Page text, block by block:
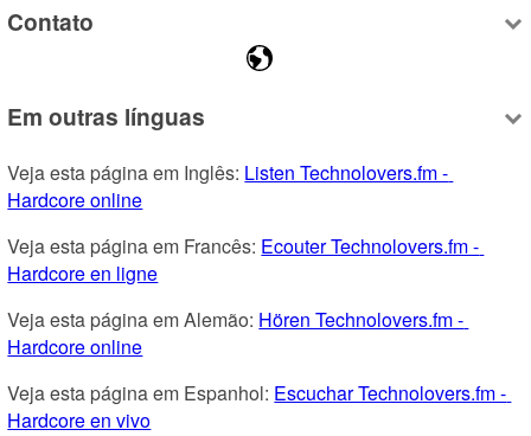
Contato
Em outras línguas
Veja esta página em Inglês: Listen Technolovers.fm -
Hardcore online
Veja esta página em Francês: Ecouter Technolovers.fm -
Hardcore en ligne
Veja esta página em Alemão: Hören Technolovers.fm -
Hardcore online
Veja esta página em Espanhol: Escuchar Technolovers.fm -
Hardcore en vivo